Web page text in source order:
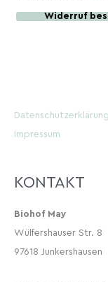
Widerruf
Datenschutzerklärung
Impressum
KONTAKT
Biohof May
Wülfershauser Str. 8
97618 Junkershausen